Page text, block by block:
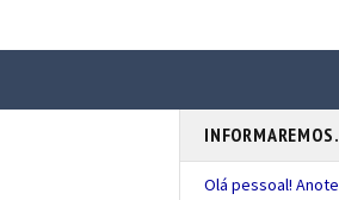
Olá pessoal!